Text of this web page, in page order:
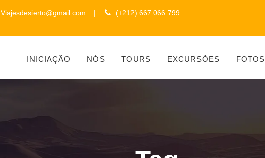
Viajesdesierto@gmail.com | (+212) 667 066 799
INICIAÇÃO NÓS TOURS EXCURSÕES FOTOS